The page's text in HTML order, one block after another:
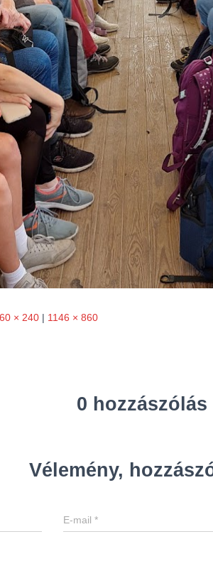
× 240 | 1146 × 860
0 hozzászólás
Vélemény,
E-mail*